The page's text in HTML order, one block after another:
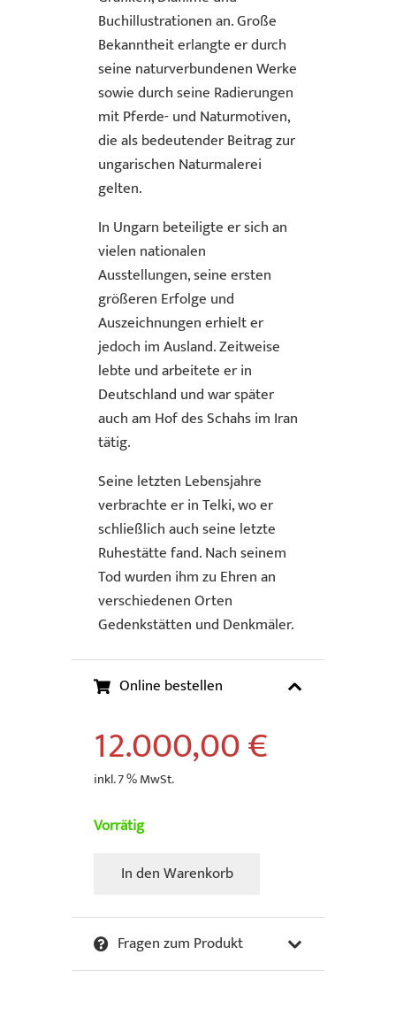
Buchillustrationen an. Große
Bekanntheit erlangte er durch
seine naturverbundenen Werke
sowie durch seine Radierungen
mit Pferde- und Naturmotiven,
die als bedeutender Beitrag zur
ungarischen Naturmalerei
gelten.
In Ungarn beteiligte er sich an
vielen nationalen
Ausstellungen, seine ersten
größeren Erfolge und
Auszeichnungen erhielt er
jedoch im Ausland. Zeitweise
lebte und arbeitete er in
Deutschland und war später
auch am Hof des Schahs im Iran
tätig.
Seine letzten Lebensjahre
verbrachte er in Telki, wo er
schließlich auch seine letzte
Ruhestätte fand. Nach seinem
Tod wurden ihm zu Ehren an
verschiedenen Orten
Gedenkstätten und Denkmäler.
Online bestellen
12.000,00€
inkl. 7 % MwSt.
Vorrätig
Csergezan,
-
Schwarzwildrotte
In den Warenkorb
Fragen zum Produkt